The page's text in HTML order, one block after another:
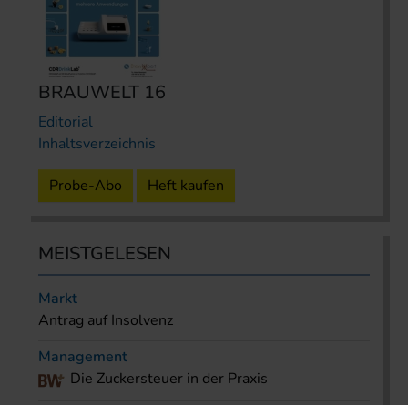
BRAUWELT 16
Editorial
Inhaltsverzeichnis
Probe-Abo Heft kaufen
MEISTGELESEN
Markt
Antrag auf Insolvenz
Management
Die Zuckersteuer in der Praxis